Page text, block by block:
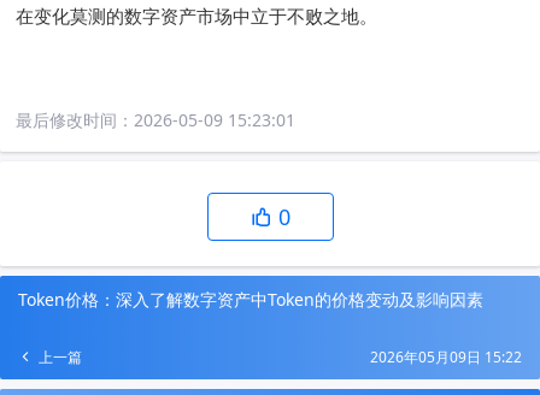
在变化莫测的数字资产市场中立于不败之地。
最后修改时间：2026-05-09 15:23:01
0
Token价格：深入了解数字资产中Token的价格变动及影响因素
上一篇 2026年05月09日 15:22